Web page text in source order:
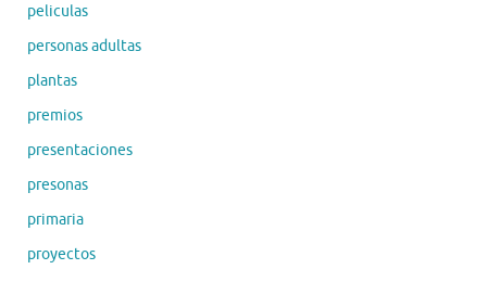
peliculas
personas adultas
plantas
premios
presentaciones
presonas
primaria
proyectos